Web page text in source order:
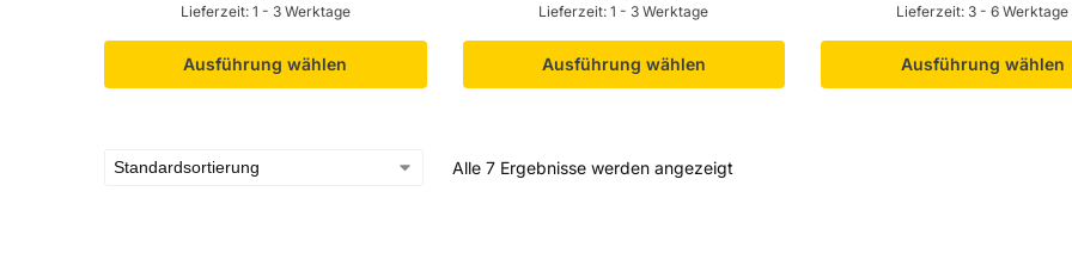
Lieferzeit: 1 - 3 Werktage
Ausführung wählen
Lieferzeit:1 - 3 Werktage
Ausführung wählen
Lieferzeit: 3 - 6 Werktage
Ausführung wählen
Alle 7 Ergebnisse werden angezeigt